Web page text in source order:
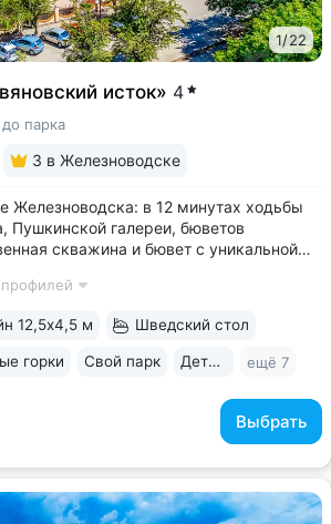
1/22
исток» 4
парка
3 в Железноводске
Железноводска: в 12 минутах ходьбы
Пушкинской галереи, бюветов
скважина и бювет с уникальной
№ 61 ессентукского типа показан для
профилей
Выбрать
12,5х4,5 м Шведский стол
горки Свой парк Дети с 0 лет ещё 7